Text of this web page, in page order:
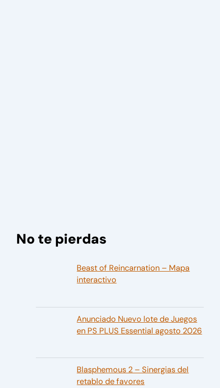
No te pierdas
Beast of Reincarnation – Mapa
interactivo
Anunciado Nuevo lote de Juegos
en PS PLUS Essential agosto 2026
Blasphemous 2 – Sinergias del
retablo de favores